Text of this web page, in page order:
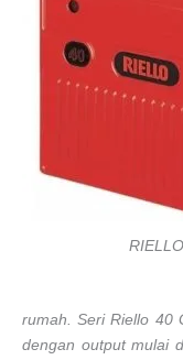
rumah. Seri Riello 40
dengan output mulai